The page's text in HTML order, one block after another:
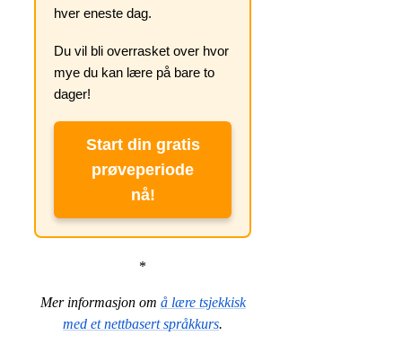
hver eneste dag.
Du vil bli overrasket over hvor
mye du kan lære på bare to
dager!
Start din gratis
prøveperiode
nå!
*
Mer informasjon om å lære tsjekkisk
med et nettbasert språkkurs.